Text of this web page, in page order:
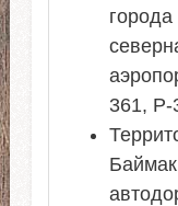
361, Р-